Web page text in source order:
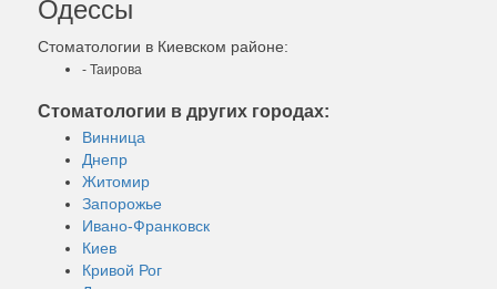
Одессы
Стоматологии в Киевском районе:
- Таирова
Стоматологии в других городах:
Винница
Днепр
Житомир
Запорожье
Ивано-Франковск
Киев
Кривой Рог